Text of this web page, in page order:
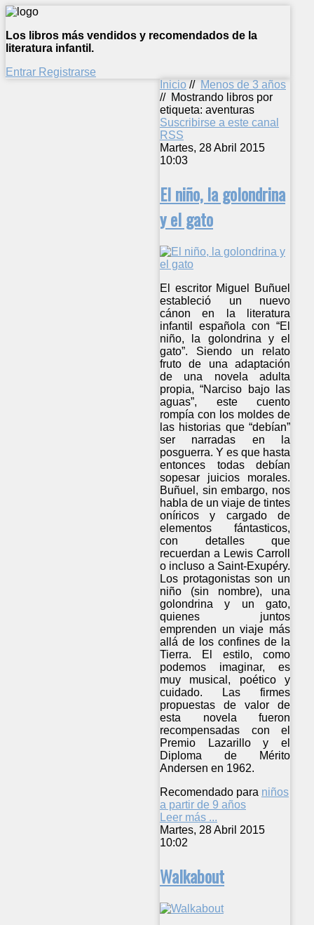
Los libros más vendidos y recomendados de la
literatura infantil.
Entrar Registrarse
Inicio // Menos de 3 años
// Mostrando libros por
etiqueta: aventuras
Suscribirse a este canal
RSS
Martes, 28 Abril 2015
10:03
El niño, la golondrina
y el gato
El escritor Miguel Buñuel
estableció un nuevo
cánon en la literatura
infantil española con “El
niño, la golondrina y el
gato”. Siendo un relato
fruto de una adaptación
de una novela adulta
propia, “Narciso bajo las
aguas”, este cuento
rompía con los moldes de
las historias que “debían”
ser narradas en la
posguerra. Y es que hasta
entonces todas debían
sopesar juicios morales.
Buñuel, sin embargo, nos
habla de un viaje de tintes
oníricos y cargado de
elementos fántasticos,
con detalles que
recuerdan a Lewis Carroll
o incluso a Saint-Exupéry.
Los protagonistas son un
niño (sin nombre), una
golondrina y un gato,
quienes juntos
emprenden un viaje más
allá de los confines de la
Tierra. El estilo, como
podemos imaginar, es
muy musical, poético y
cuidado. Las firmes
propuestas de valor de
esta novela fueron
recompensadas con el
Premio Lazarillo y el
Diploma de Mérito
Andersen en 1962.
Recomendado para niños
a partir de 9 años
Leer más ...
Martes, 28 Abril 2015
10:02
Walkabout